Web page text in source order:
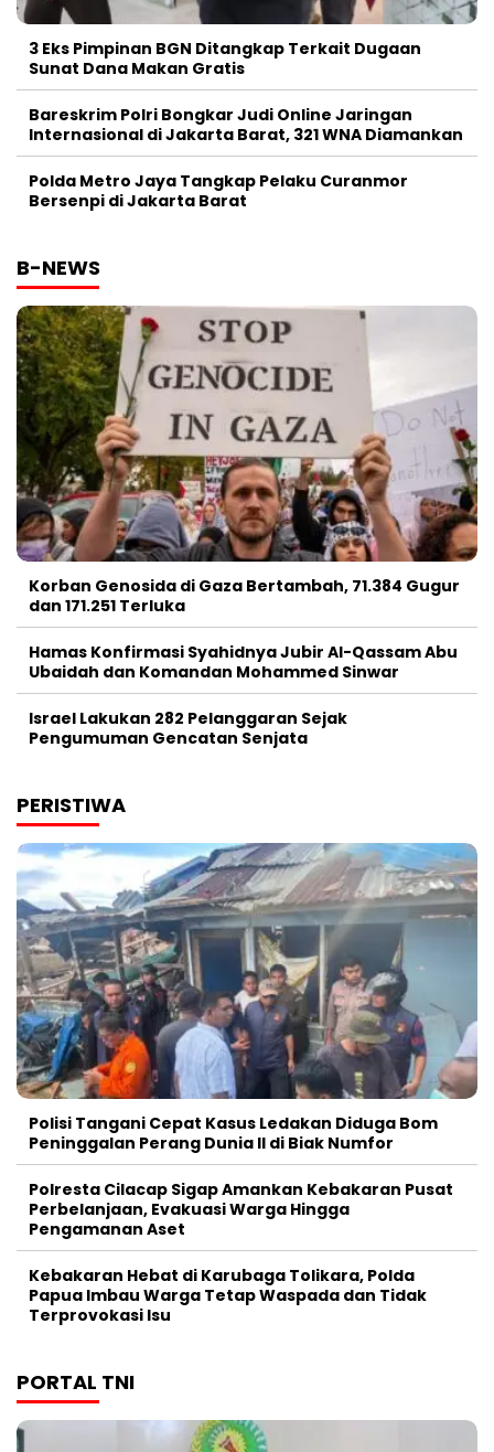
3 Eks Pimpinan BGN Ditangkap Terkait Dugaan
Sunat Dana Makan Gratis
Bareskrim Polri Bongkar Judi Online Jaringan
Internasional di Jakarta Barat, 321 WNA Diamankan
Polda Metro Jaya Tangkap Pelaku Curanmor
Bersenpi di Jakarta Barat
B-NEWS
Korban Genosida di Gaza Bertambah, 71.384 Gugur
dan 171.251 Terluka
Hamas Konfirmasi Syahidnya Jubir Al-Qassam Abu
Ubaidah dan Komandan Mohammed Sinwar
Israel Lakukan 282 Pelanggaran Sejak
Pengumuman Gencatan Senjata
PERISTIWA
Polisi Tangani Cepat Kasus Ledakan Diduga Bom
Peninggalan Perang Dunia II di Biak Numfor
Polresta Cilacap Sigap Amankan Kebakaran Pusat
Perbelanjaan, Evakuasi Warga Hingga
Pengamanan Aset
Kebakaran Hebat di Karubaga Tolikara, Polda
Papua Imbau Warga Tetap Waspada dan Tidak
Terprovokasi Isu
PORTAL TNI